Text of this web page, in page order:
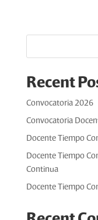
Recent
Convocatoria 2026
Convocatoria
Docente Tiempo
Docente Tiempo
Continua
Docente Tiempo